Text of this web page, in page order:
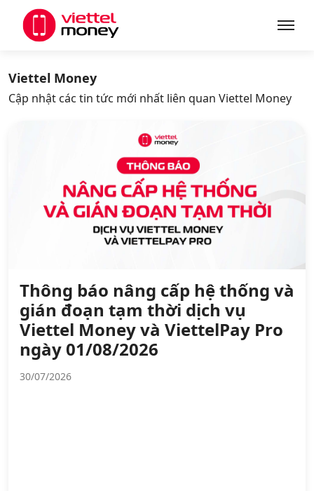
Giới thiệu
Hỗ trợ
Viettel Money
Cập nhật các tin tức mới nhất liên quan Viettel Money
Thông báo nâng cấp hệ thống và
gián đoạn tạm thời dịch vụ
Viettel Money và ViettelPay Pro
ngày 01/08/2026
30/07/2026